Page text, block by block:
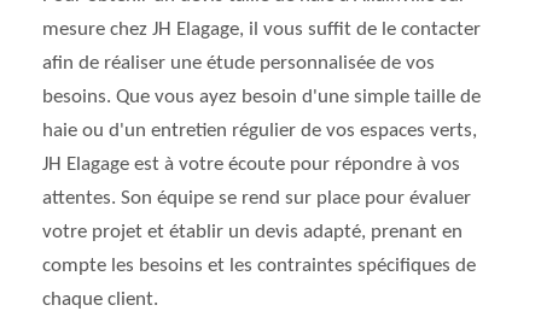
mesure chez JH Elagage, il vous suffit de le contacter
afin de réaliser une étude personnalisée de vos
besoins. Que vous ayez besoin d'une simple taille de
haie ou d'un entretien régulier de vos espaces verts,
JH Elagage est à votre écoute pour répondre à vos
attentes. Son équipe se rend sur place pour évaluer
votre projet et établir un devis adapté, prenant en
compte les besoins et les contraintes spécifiques de
chaque client.